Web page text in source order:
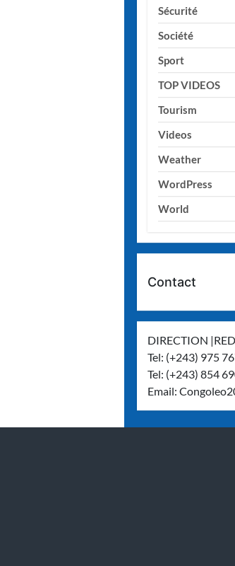
Sécurité
Société
Sport
TOP VIDEOS
Tourism
Videos
Weather
WordPress
World
Contact
DIRECTION
Tel: (+243) 975
Tel: (+243) 854
Email: